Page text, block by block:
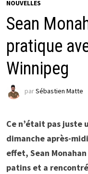
NOUVELLES
Sean
pratique
Winnipeg
parSébastien Matte
Ce n’était pas juste
dimanche après-
effet, Sean
patins et a